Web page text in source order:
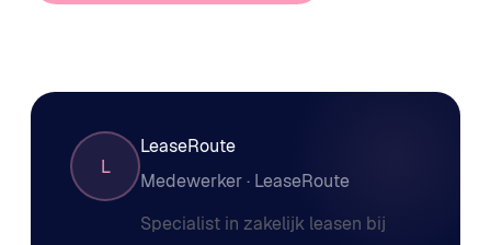
L
LeaseRoute
Medewerker · LeaseRoute
Specialist in zakelijk leasen bij